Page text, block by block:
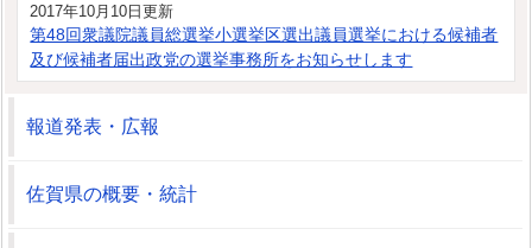
2017年10月10日更新
第48回衆議院議員総選挙小選挙区選出議員選挙における候補者
及び候補者届出政党の選挙事務所をお知らせします
報道発表・広報
佐賀県の概要・統計